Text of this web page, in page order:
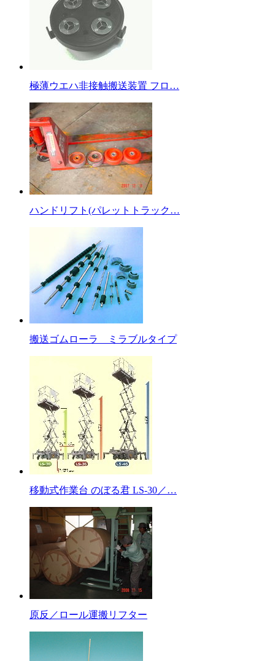
極薄ウエハ非接触搬送装置 フロ…
ハンドリフト(パレットトラック…
搬送ゴムローラ ミラブルタイプ
移動式作業台 のぼる君 LS-30／…
原反／ロール運搬リフター